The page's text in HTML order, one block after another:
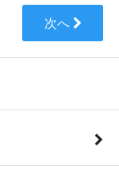
次へ